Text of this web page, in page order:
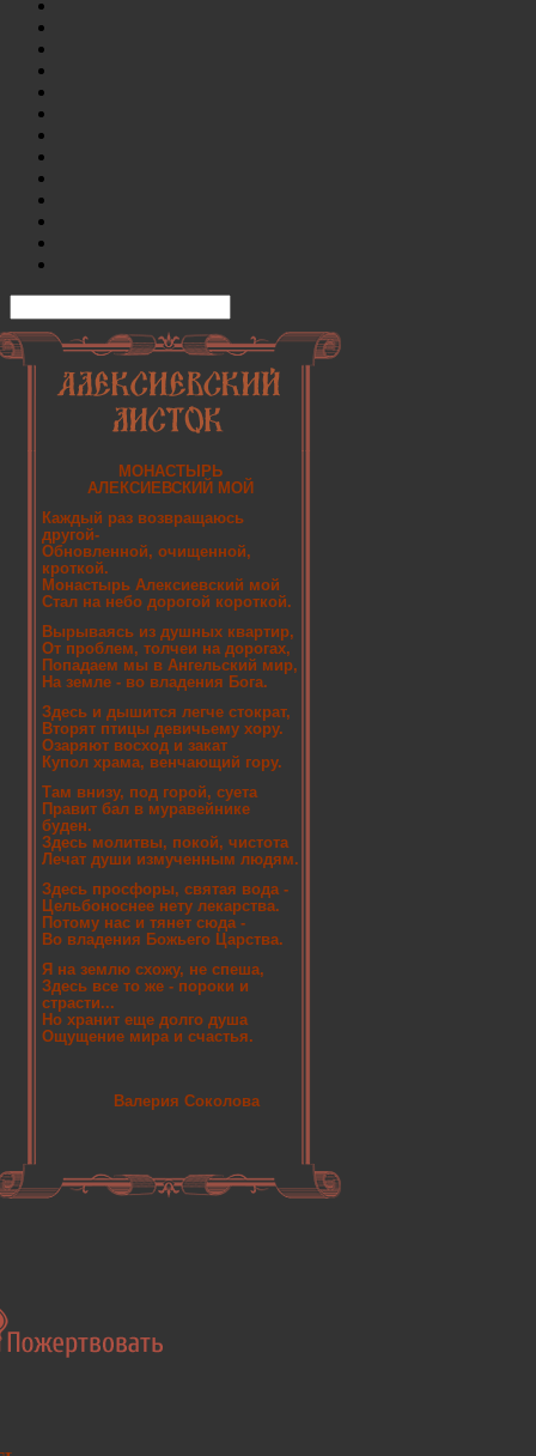
МОНАСТЫРЬ
АЛЕКСИЕВСКИЙ МОЙ
Каждый раз возвращаюсь
другой-
Обновленной, очищенной,
кроткой.
Монастырь Алексиевский мой
Стал на небо дорогой короткой.
Вырываясь из душных квартир,
От проблем, толчеи на дорогах,
Попадаем мы в Ангельский мир,
На земле - во владения Бога.
Здесь и дышится легче стократ,
Вторят птицы девичьему хору.
Озаряют восход и закат
Купол храма, венчающий гору.
Там внизу, под горой, суета
Правит бал в муравейнике
буден.
Здесь молитвы, покой, чистота
Лечат души измученным людям.
Здесь просфоры, святая вода -
Цельбоноснее нету лекарства.
Потому нас и тянет сюда -
Во владения Божьего Царства.
Я на землю схожу, не спеша,
Здесь все то же - пороки и
страсти...
Но хранит еще долго душа
Ощущение мира и счастья.
Валерия Соколова